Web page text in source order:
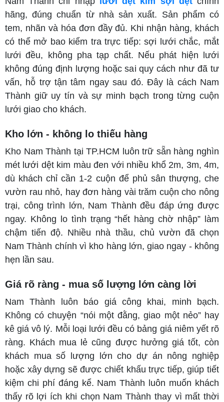
hãng, đúng chuẩn từ nhà sản xuất. Sản phẩm có
tem, nhãn và hóa đơn đầy đủ. Khi nhận hàng, khách
có thể mở bao kiểm tra trực tiếp: sợi lưới chắc, mắt
lưới đều, không pha tạp chất. Nếu phát hiện lưới
không đúng định lượng hoặc sai quy cách như đã tư
vấn, hỗ trợ tận tâm ngay sau đó. Đây là cách Nam
Thành giữ uy tín và sự minh bạch trong từng cuộn
lưới giao cho khách.
Kho lớn - không lo thiếu hàng
Kho Nam Thành tại TP.HCM luôn trữ sẵn hàng nghìn
mét lưới dệt kim màu đen với nhiều khổ 2m, 3m, 4m,
dù khách chỉ cần 1-2 cuộn để phủ sân thượng, che
vườn rau nhỏ, hay đơn hàng vài trăm cuộn cho nông
trại, công trình lớn, Nam Thành đều đáp ứng được
ngay. Không lo tình trạng “hết hàng chờ nhập” làm
chậm tiến độ. Nhiều nhà thầu, chủ vườn đã chọn
Nam Thành chính vì kho hàng lớn, giao ngay - không
hẹn lần sau.
Giá rõ ràng - mua số lượng lớn càng lời
Nam Thành luôn báo giá công khai, minh bạch.
Không có chuyện “nói một đằng, giao một nẻo” hay
kê giá vô lý. Mỗi loại lưới đều có bảng giá niêm yết rõ
ràng. Khách mua lẻ cũng được hưởng giá tốt, còn
khách mua số lượng lớn cho dự án nông nghiệp
hoặc xây dựng sẽ được chiết khấu trực tiếp, giúp tiết
kiệm chi phí đáng kể. Nam Thành luôn muốn khách
thấy rõ lợi ích khi chọn Nam Thành thay vì mất thời